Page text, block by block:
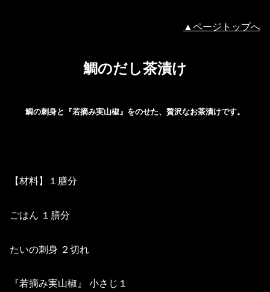
▲ページトップへ
鯛のだし茶漬け
鯛の刺身と『若摘み実山椒』をのせた、贅沢なお茶漬けです。
【材料】１膳分
ごはん １膳分
たいの刺身 ２切れ
『若摘み実山椒』 小さじ１